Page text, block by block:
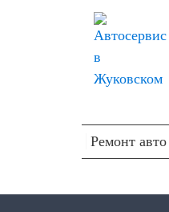
Ремонт авто